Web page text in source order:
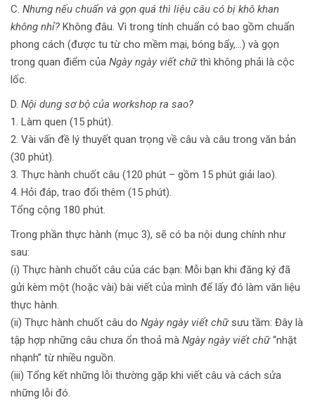
C. Nhưng nếu chuẩn và gọn quá thì liệu câu có bị khô khan
không nhỉ? Không đâu. Vì trong tính chuẩn có bao gồm chuẩn
phong cách (được tu từ cho mềm mại, bóng bẩy,…) và gọn
trong quan điểm của Ngày ngày viết chữthì không phải là cộc
lốc.
D. Nội dung sơ bộ của workshop ra sao?
1. Làm quen (15 phút).
2. Vài vấn đề lý thuyết quan trọng về câu và câu trong văn bản
(30 phút).
3. Thực hành chuốt câu (120 phút – gồm 15 phút giải lao).
4. Hỏi đáp, trao đổi thêm (15 phút).
Tổng cộng 180 phút.
Trong phần thực hành (mục 3), sẽ có ba nội dung chính như
sau:
(i) Thực hành chuốt câu của các bạn: Mỗi bạn khi đăng ký đã
gửi kèm một (hoặc vài) bài viết của mình để lấy đó làm văn liệu
thực hành.
(ii) Thực hành chuốt câu do Ngày ngày viết chữsưu tầm: Đây là
tập hợp những câu chưa ổn thoả mà Ngày ngày viết chữ“nhặt
nhạnh” từ nhiều nguồn.
(iii) Tổng kết những lỗi thường gặp khi viết câu và cách sửa
những lỗi đó.